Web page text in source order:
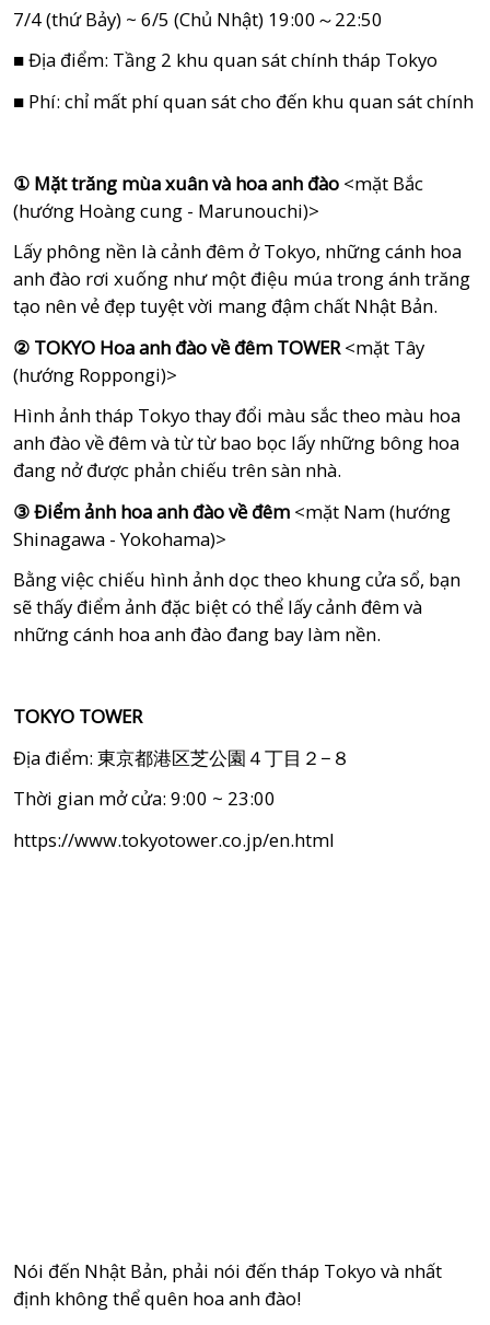
7/4 (thứ Bảy) ~ 6/5 (Chủ Nhật) 19:00～22:50
■ Địa điểm: Tầng 2 khu quan sát chính tháp Tokyo
■ Phí: chỉ mất phí quan sát cho đến khu quan sát chính
① Mặt trăng mùa xuân và hoa anh đào<mặt Bắc
(hướng Hoàng cung - Marunouchi)>
Lấy phông nền là cảnh đêm ở Tokyo, những cánh hoa
anh đào rơi xuống như một điệu múa trong ánh trăng
tạo nên vẻ đẹp tuyệt vời mang đậm chất Nhật Bản.
② TOKYO Hoa anh đào về đêm TOWER<mặt Tây
(hướng Roppongi)>
Hình ảnh tháp Tokyo thay đổi màu sắc theo màu hoa
anh đào về đêm và từ từ bao bọc lấy những bông hoa
đang nở được phản chiếu trên sàn nhà.
③Điểm ảnh hoa anh đào về đêm<mặt Nam (hướng
Shinagawa - Yokohama)>
Bằng việc chiếu hình ảnh dọc theo khung cửa sổ, bạn
sẽ thấy điểm ảnh đặc biệt có thể lấy cảnh đêm và
những cánh hoa anh đào đang bay làm nền.
TOKYO TOWER
Địa điểm: 東京都港区芝公園４丁目２−８
Thời gian mở cửa: 9:00 ~ 23:00
https://www.tokyotower.co.jp/en.html
Nói đến Nhật Bản, phải nói đến tháp Tokyo và nhất
định không thể quên hoa anh đào!